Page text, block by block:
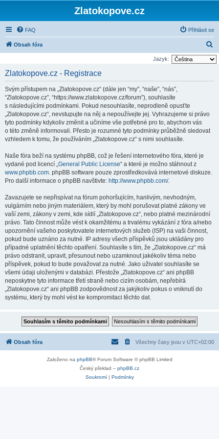
Zlatokopove.cz
FAQ Přihlásit se
Obsah fóra
l
Jazyk:
Zlatokopove.cz - Registrace
Svým přístupem na „Zlatokopove.cz“ (dále jen “my”, “naše”, “nás”,
“Zlatokopove.cz”, “https://www.zlatokopove.cz/forum”), souhlasíte
s následujícími podmínkami. Pokud nesouhlasíte, neprodleně opusťte
„Zlatokopove.cz“, nevstupujte na něj a nepoužívejte jej. Vyhrazujeme si právo
tyto podmínky kdykoliv změnit a učiníme vše potřebné pro to, abychom vás
o této změně informovali. Přesto je rozumné tyto podmínky průběžně sledovat
vzhledem k tomu, že používáním „Zlatokopove.cz“ s nimi souhlasíte.
Naše fóra beží na systému phpBB, což je řešení internetového fóra, které je
vydané pod licencí „General Public License“ a které je možno stáhnout z
www.phpbb.com. phpBB software pouze zprostředkovává internetové diskuze.
Pro další informace o phpBB navštivte: http://www.phpbb.com/.
Zavazujete se nepřispívat na fórum pohoršujícím, hanlivým, nevhodným,
vulgárním nebo jiným materiálem, který by mohl porušovat platné zákony ve
vaší zemi, zákony v zemi, kde sídlí „Zlatokopove.cz“, nebo platné mezinárodní
právo. Tato činnost může vést k okamžitému a trvalému vykázání z fóra a/nebo
upozornění vašeho poskytovatele internetových služeb (ISP) na vaši činnost,
pokud bude uznáno za nutné. IP adresy všech příspěvků jsou ukládány pro
případné uplatnění těchto opatření. Souhlasíte s tím, že „Zlatokopove.cz“ má
právo odstranit, upravit, přesunout nebo uzamknout jakékoliv téma nebo
příspěvek, pokud to bude považovat za nutné. Jako uživatel souhlasíte se
všemi údaji uloženými v databázi. Přestože „Zlatokopove.cz“ ani phpBB
neposkytne tyto informace třetí straně nebo cizím osobám, nepřebírá
„Zlatokopove.cz“ ani phpBB zodpovědnost za jakýkoliv pokus o vniknutí do
systému, který by mohl vést ke kompromitaci těchto dat.
Obsah fóra Všechny časy jsou v UTC+02:00
Založeno na phpBB® Forum Software © phpBB Limited
Český překlad – phpBB.cz
Soukromí| Podmínky